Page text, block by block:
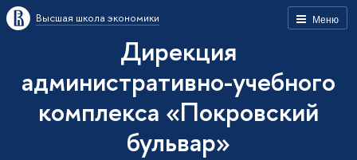
Меню
Высшая школа экономики
Дирекция
административно-учебного
комплекса «Покровский
бульвар»